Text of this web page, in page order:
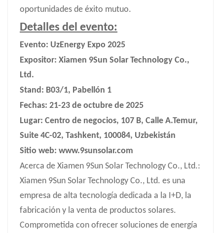
oportunidades de éxito mutuo.
Detalles del evento:
Evento: UzEnergy Expo 2025
Expositor: Xiamen 9Sun Solar Technology Co.,
Ltd.
Stand: B03/1, Pabellón 1
Fechas: 21-23 de octubre de 2025
Lugar: Centro de negocios, 107 B, Calle A.Temur,
Suite 4C-02, Tashkent, 100084, Uzbekistán
Sitio web: www.9sunsolar.com
Acerca de Xiamen 9Sun Solar Technology Co., Ltd.:
Xiamen 9Sun Solar Technology Co., Ltd. es una
empresa de alta tecnología dedicada a la I+D, la
fabricación y la venta de productos solares.
Comprometida con ofrecer soluciones de energía